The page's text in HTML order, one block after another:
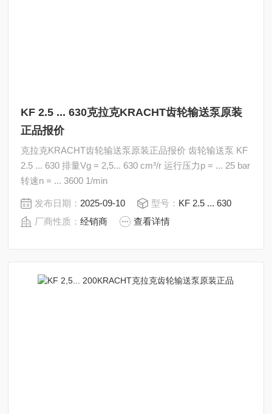
KF 2.5 ... 630克拉克KRACHT齿轮输送泵原装
正品报价
克拉克KRACHT齿轮输送泵原装正品报价 齿轮输送泵 KF
2.5 ... 630 排量Vg = 2,5... 630 cm³/r 运行压力p = ... 25 bar
转速n = ... 3600 1/min
发布日期： 2025-09-10 型号： KF 2.5 ... 630
厂商性质：经销商 查看详情